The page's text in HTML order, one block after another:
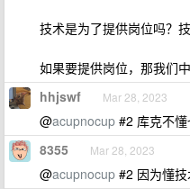
技术是为了提供岗位吗？
如果要提供岗位，那我们
hhjswf Mar 28, 2023
@acupnocup #2 库克不
8355 Mar 28, 2023
@acupnocup #2 因为懂